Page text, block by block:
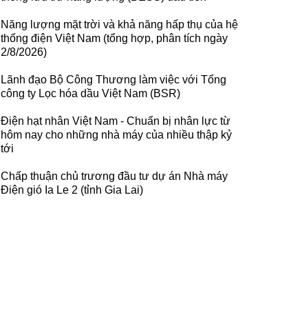
Năng lượng mặt trời và khả năng hấp thụ của hệ
thống điện Việt Nam (tổng hợp, phân tích ngày
2/8/2026)
Lãnh đạo Bộ Công Thương làm việc với Tổng
công ty Lọc hóa dầu Việt Nam (BSR)
Điện hạt nhân Việt Nam - Chuẩn bị nhân lực từ
hôm nay cho những nhà máy của nhiều thập kỷ
tới
Chấp thuận chủ trương đầu tư dự án Nhà máy
Điện gió Ia Le 2 (tỉnh Gia Lai)